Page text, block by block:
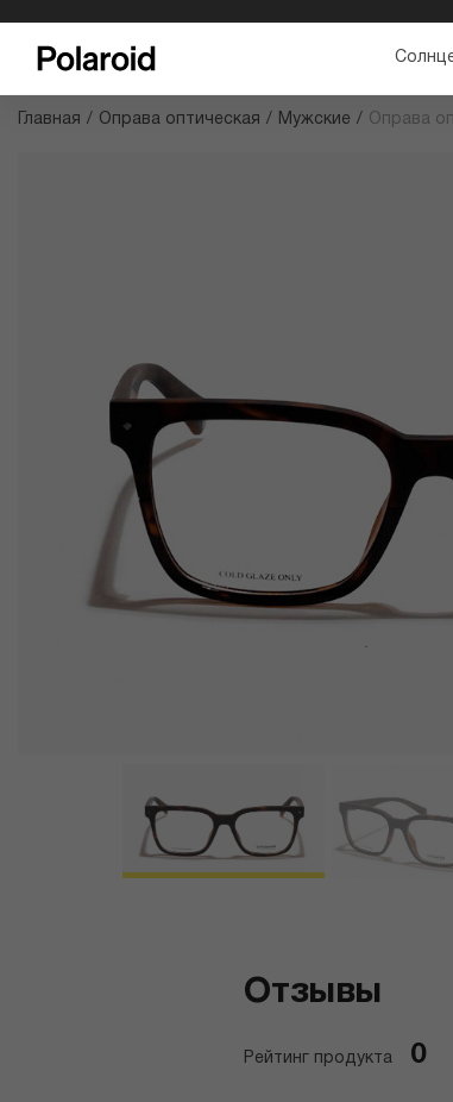
Главная / Оправа оптическая / Мужские / Оправа
Отзывы
Рейтинг продукта 0